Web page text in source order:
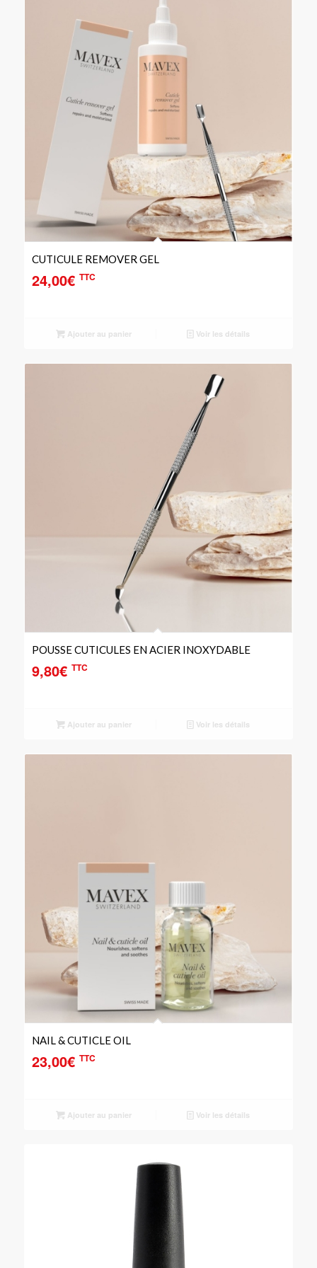
CUTICULE REMOVER GEL
24,00€ TTC
Ajouter au panier Voir les détails
POUSSE CUTICULES EN ACIER INOXYDABLE
9,80€ TTC
Ajouter au panier Voir les détails
NAIL & CUTICLE OIL
23,00€ TTC
Ajouter au panier Voir les détails